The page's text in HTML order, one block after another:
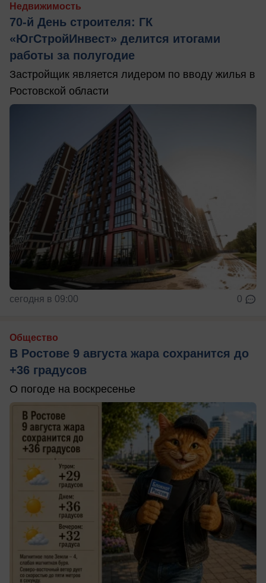
Недвижимость
70-й День строителя: ГК
«ЮгСтройИнвест» делится итогами
работы за полугодие
Застройщик является лидером по вводу жилья в
Ростовской области
сегодня в 09:00 0
Общество
В Ростове 9 августа жара сохранится до
+36 градусов
О погоде на воскресенье